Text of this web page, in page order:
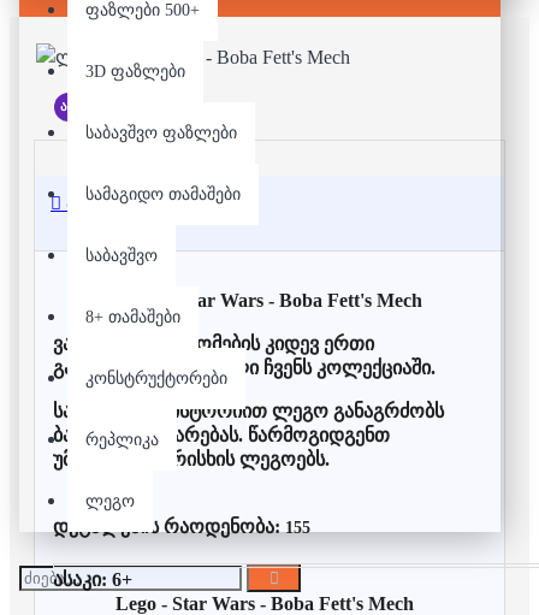
ფაზლები 500+
3D ფაზლები
საბავშვო ფაზლები
სამაგიდო თამაშები
საბავშვო
8+ თამაშები
კონსტრუქტორები
რეპლიკა
ლეგო
არ არის მარაგში
აღწერა
ლეგო - Star Wars - Boba Fett's Mech
ვარსკვლავური ომების კიდევ ერთი
გამორჩეული მოდელი ჩვენს კოლექციაში.
საუკუნოვანი ისტორიით ლეგო განაგრძობს
ბავშვების გახარებას. წარმოგიდგენთ
უმაღლესი ხარისხის ლეგოებს.
დეტალების რაოდენობა: 155
ასაკი: 6+
Lego - Star Wars - Boba Fett's Mech